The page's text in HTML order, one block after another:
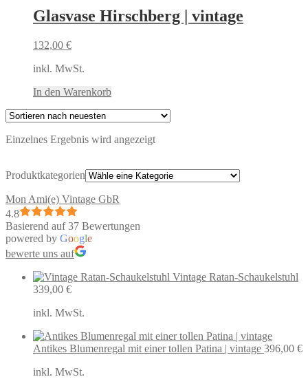
Glasvase Hirschberg | vintage
132,00 €
inkl. MwSt.
In den Warenkorb
Einzelnes Ergebnis wird angezeigt
Produktkategorien
Mon Ami(e) Vintage GbR
4.8
Basierend auf 37 Bewertungen
powered by Google
bewerte uns auf
Vintage Ratan-Schaukelstuhl
339,00 €
inkl. MwSt.
Antikes Blumenregal mit einer tollen Patina | vintage 396,00 €
inkl. MwSt.